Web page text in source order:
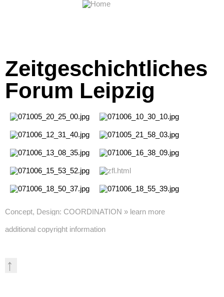
Zeitgeschichtliches
Forum Leipzig
Concept, Design: COORDINATION » learn more
additional copyright information
↑